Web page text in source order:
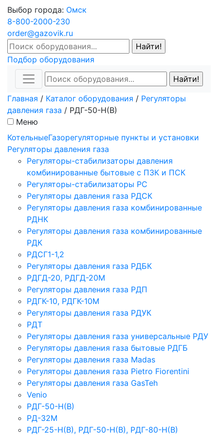
Выбор города: Омск
8-800-2000-230
order@gazovik.ru
Подбор оборудования
Главная / Каталог оборудования / Регуляторы
давления газа / РДГ-50-Н(В)
Меню
КотельныеГазорегуляторные пункты и установки
Регуляторы давления газа
Регуляторы-стабилизаторы давления
комбинированные бытовые с ПЗК и ПСК
Регуляторы-стабилизаторы РС
Регуляторы давления газа РДСК
Регуляторы давления газа комбинированные
РДНК
Регуляторы давления газа комбинированные
РДК
РДСГ1-1,2
Регуляторы давления газа РДБК
РДГД-20, РДГД-20М
Регуляторы давления газа РДП
РДГК-10, РДГК-10М
Регуляторы давления газа РДУК
РДТ
Регуляторы давления газа универсальные РДУ
Регуляторы давления газа бытовые РДГБ
Регуляторы давления газа Madas
Регуляторы давления газа Рietro Fiorentini
Регуляторы давления газа GasTeh
Venio
РДГ-50-Н(В)
РД-32М
РДГ-25-Н(В), РДГ-50-Н(В), РДГ-80-Н(В)